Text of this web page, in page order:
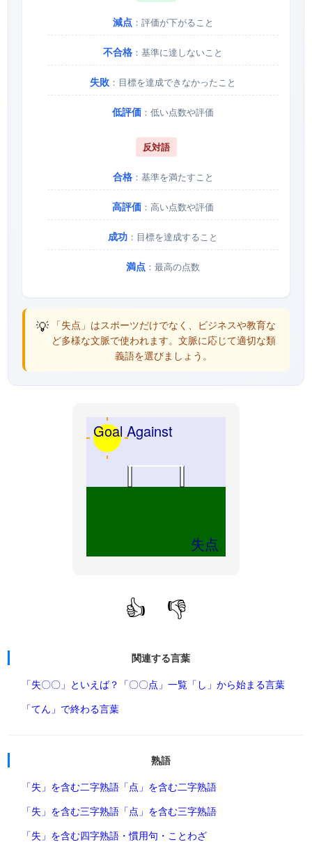
減点：評価が下がること
不合格 ：基準に達しないこと
失敗 ：目標を達成できなかったこと
低評価 ：低い点数や評価
反対語
合格：基準を満たすこと
高評価 ：高い点数や評価
成功 ：目標を達成すること
満点 ：最高の点数
💡 「失点」はスポーツだけでなく、ビジネスや教育な
ど多様な文脈で使われます。文脈に応じて適切な類
義語を選びましょう。
失点
Goal Against
👍 👎
関連する言葉
「失〇〇」といえば？ 「〇〇点」一覧 「し」から始まる言葉
「てん」で終わる言葉
熟語
「失」を含む二字熟語 「点」を含む二字熟語
「失」を含む三字熟語 「点」を含む三字熟語
「失」を含む四字熟語・慣用句・ことわざ